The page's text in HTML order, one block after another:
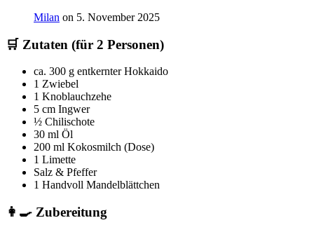
Milan on 5. November 2025
🛒 Zutaten (für 2 Personen)
ca. 300 g entkernter Hokkaido
1 Zwiebel
1 Knoblauchzehe
5 cm Ingwer
½ Chilischote
30 ml Öl
200 ml Kokosmilch (Dose)
1 Limette
Salz & Pfeffer
1 Handvoll Mandelblättchen
👩‍🍳 Zubereitung